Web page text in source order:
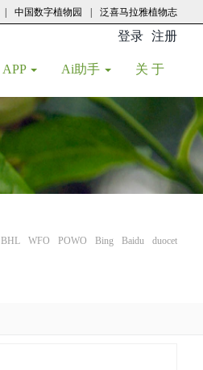
中国数字植物园 泛喜马拉雅植物志
登录 注册
APP Ai助手 关 于
BHL WFO POWO Bing Baidu duocet